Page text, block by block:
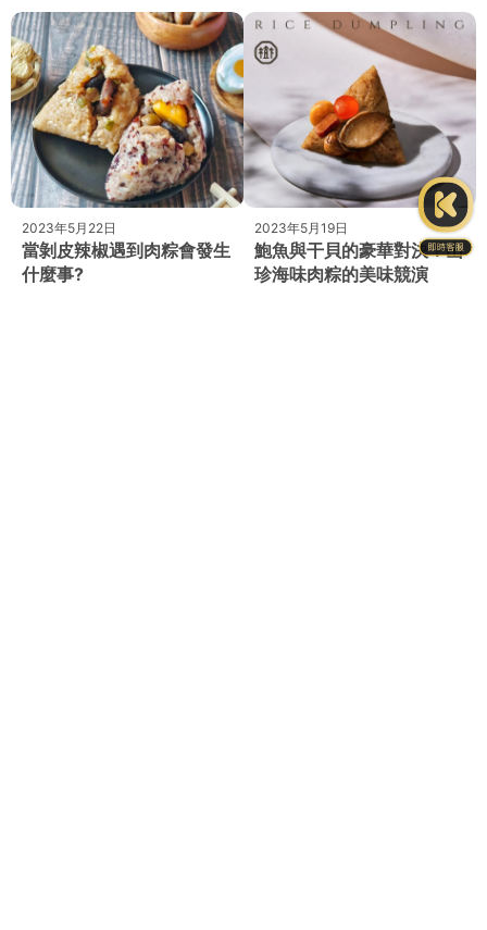
2023年5月22日
當剝皮辣椒遇到肉粽會發生
什麼事?
2023年5月19日
鮑魚與干貝的豪華對決！山
珍海味肉粽的美味競演